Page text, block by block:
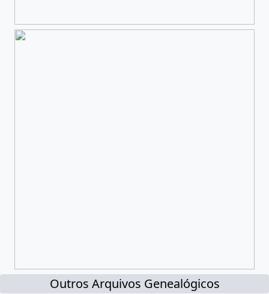
Outros Arquivos Genealógicos